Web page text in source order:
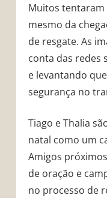
Muitos tentaram
mesmo da
de resgate. As
conta das redes
e levantando
segurança no
Tiago e Thalia
natal como um
Amigos
de oração e
no processo de